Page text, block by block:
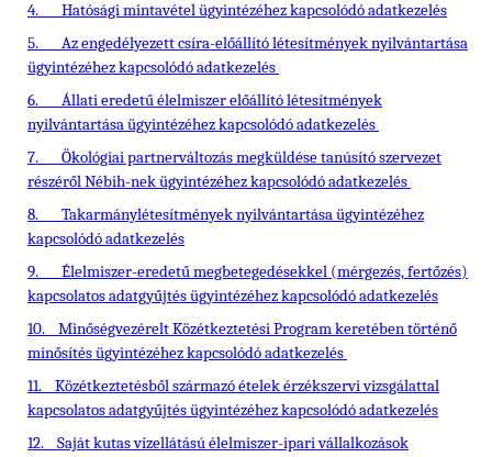
4.
Hatósági mintavétel ügyintézéhez kapcsolódó adatkezelés
5.
Az engedélyezett csíra-előállító létesítmények nyilvántartása
ügyintézéhez kapcsolódó adatkezelés
6.
Állati eredetű élelmiszer előállító létesítmények
nyilvántartása ügyintézéhez kapcsolódó adatkezelés
7.
Ökológiai partnerváltozás megküldése tanúsító szervezet
részéről Nébih-nek ügyintézéhez kapcsolódó adatkezelés
8.
Takarmánylétesítmények nyilvántartása ügyintézéhez
kapcsolódó adatkezelés
9.
Élelmiszer-eredetű megbetegedésekkel (mérgezés, fertőzés)
kapcsolatos adatgyűjtés ügyintézéhez kapcsolódó adatkezelés
10.
Minőségvezérelt Közétkeztetési Program keretében történő
minősítés ügyintézéhez kapcsolódó adatkezelés
11.
Közétkeztetésből származó ételek érzékszervi vizsgálattal
kapcsolatos adatgyűjtés ügyintézéhez kapcsolódó adatkezelés
12.
Saját kutas vízellátású élelmiszer-ipari vállalkozások